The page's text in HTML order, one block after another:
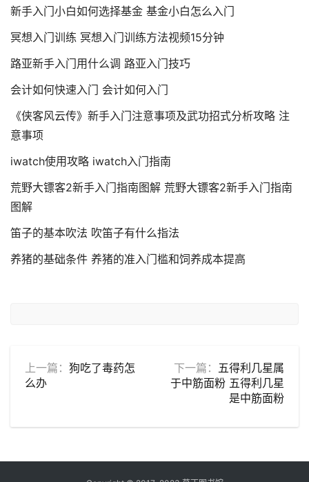
新手入门小白如何选择基金 基金小白怎么入门
冥想入门训练 冥想入门训练方法视频15分钟
路亚新手入门用什么调 路亚入门技巧
会计如何快速入门 会计如何入门
《侠客风云传》新手入门注意事项及武功招式分析攻略 注
意事项
iwatch使用攻略 iwatch入门指南
荒野大镖客2新手入门指南图解 荒野大镖客2新手入门指南
图解
笛子的基本吹法 吹笛子有什么指法
养猪的基础条件 养猪的准入门槛和饲养成本提高
上一篇： 狗吃了毒药怎
么办
下一篇： 五得利几星属
于中筋面粉 五得利几星
是中筋面粉